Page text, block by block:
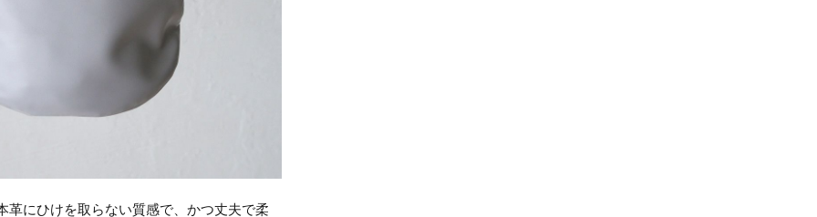
革にひけを取らない質感で、かつ丈夫で柔